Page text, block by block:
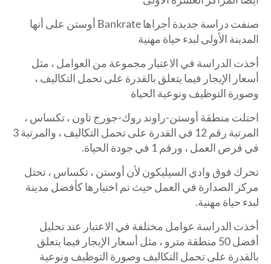
صنفت دراسة جديدة أجراها Bankrate أوستن على أنها
المدينة الأولى لبدء حياة مهنية
أخذت الدراسة في الاعتبار مجموعة من العوامل ، مثل
أسعار الإيجار فيما يتعلق بالقدرة على تحمل التكاليف ،
وصورة التوظيف ونوعية الحياة
احتلت منطقة أوستن-راوند روك-جورج تاون ، تكساس ،
المرتبة رقم 12 في القدرة على تحمل التكاليف ، والمرتبة 3
في فرص العمل ، ورقم 1 في جودة الحياة.
تحرك فوق وادي السيليكون لأن أوستن ، تكساس ، تحتل
مركز الصدارة في العمل حيث تم اختيارها كأفضل مدينة
لبدء حياة مهنية.
أخذت الدراسة عوامل مختلفة في الاعتبار عند تحليل
أفضل 50 منطقة مترو ، مثل أسعار الإيجار فيما يتعلق
بالقدرة على تحمل التكاليف وصورة التوظيف ونوعية